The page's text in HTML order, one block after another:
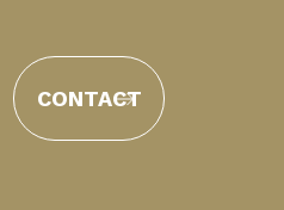
CONTACT